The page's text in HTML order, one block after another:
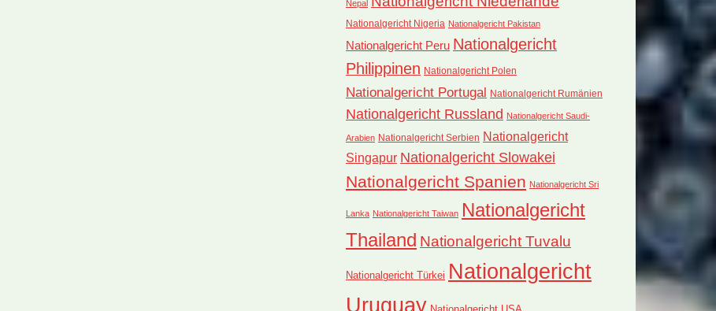
Nepal
Nationalgericht Nigeria Nationalgericht Pakistan
Nationalgericht Peru Nationalgericht
Philippinen Nationalgericht Polen
Nationalgericht Portugal Nationalgericht Rumänien
Nationalgericht Russland Nationalgericht Saudi-
Arabien Nationalgericht Serbien Nationalgericht
Singapur Nationalgericht Slowakei
Nationalgericht Spanien Nationalgericht Sri
Lanka Nationalgericht Taiwan Nationalgericht
Thailand Nationalgericht Tuvalu
Nationalgericht Türkei Nationalgericht
Uruguay